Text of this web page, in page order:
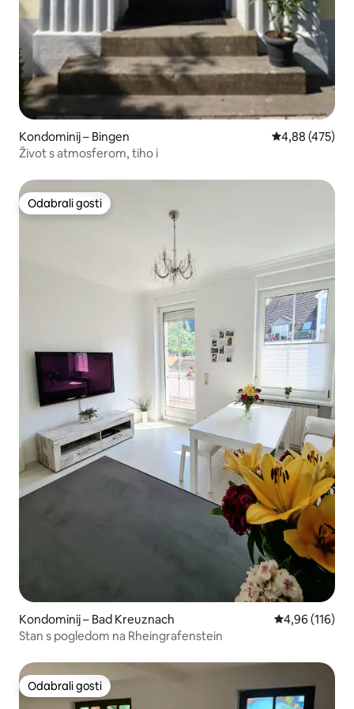
Kondominij – Bingen Prosječna
4,88 (475)
Život s atmosferom, tiho i
Odabrali gosti
Odabrali gosti
Kondominij – Bad Kreuznach Prosječna
4,96 (116)
Stan s pogledom na Rheingrafenstein
Odabrali gosti
Odabrali gosti